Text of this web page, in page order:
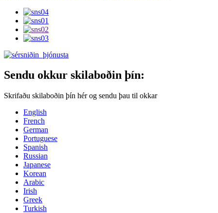
Sendu okkur skilaboðin þín:
Skrifaðu skilaboðin þín hér og sendu þau til okkar
English
French
German
Portuguese
Spanish
Russian
Japanese
Korean
Arabic
Irish
Greek
Turkish